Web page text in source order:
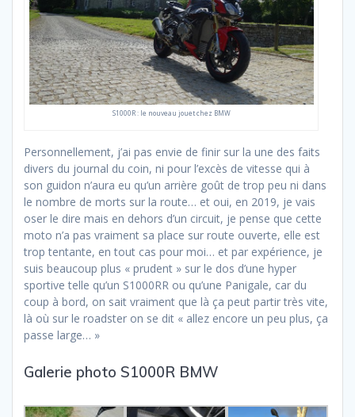
S1000R : le nouveau jouet chez BMW
Personnellement, j’ai pas envie de finir sur la une des faits
divers du journal du coin, ni pour l’excès de vitesse qui à
son guidon n’aura eu qu’un arrière goût de trop peu ni dans
le nombre de morts sur la route… et oui, en 2019, je vais
oser le dire mais en dehors d’un circuit, je pense que cette
moto n’a pas vraiment sa place sur route ouverte, elle est
trop tentante, en tout cas pour moi… et par expérience, je
suis beaucoup plus « prudent » sur le dos d’une hyper
sportive telle qu’un S1000RR ou qu’une Panigale, car du
coup à bord, on sait vraiment que là ça peut partir très vite,
là où sur le roadster on se dit « allez encore un peu plus, ça
passe large… »
Galerie photo S1000R BMW